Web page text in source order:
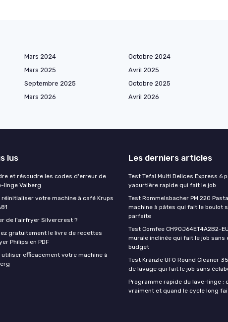
Mars 2024 Octobre 2024
Mars 2025 Avril 2025
Septembre 2025 Octobre 2025
Mars 2026 Avril 2026
lus
et résoudre les codes d'erreur de
linge Valberg
réinitialiser votre machine à café Krups
de l'airfryer Silvercrest ?
gratuitement le livre de recettes
Philips en PDF
utiliser efficacement votre machine à
Les derniers articles
Test Tefal Multi Delices Express 6
yaourtière rapide qui fait le job
Test Rommelsbacher PM 220
machine à pâtes qui fait le boulot
parfaite
Test Comfee CH90J64ET4A2B2-
murale inclinée qui fait le job sans
budget
Test Kränzle UFO Round Cleaner
de lavage qui fait le job sans
Programme rapide du lave-linge :
vraiment et quand le cycle long